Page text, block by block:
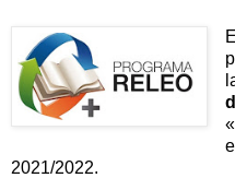
2021/2022.